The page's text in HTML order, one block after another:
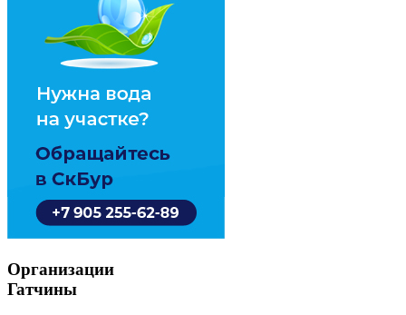
Организации
Гатчины